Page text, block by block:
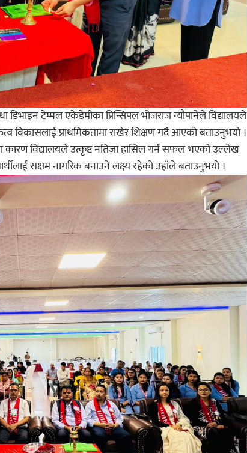
टेम्पल एकेडेमीका प्रिन्सिपल भोजराज न्यौपानेले विद्यालयले
विकासलाई प्राथमिकतामा राखेर शिक्षण गर्दै आएको बताउनुभयो ।
विद्यालयले उत्कृष्ट नतिजा हासिल गर्न सफल भएको उल्लेख
सक्षम नागरिक बनाउने लक्ष्य रहेको उहाँले बताउनुभयो ।